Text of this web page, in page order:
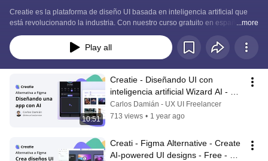
Creatie es la plataforma de diseño UI basada en inteligencia artificial que
está revolucionando la industria. Con nuestro curso gratuito en español,
aprenderás a crear prototipos interactivos, wireframes y diseños de alta
fidelidad de forma rápida y sencilla. ¡Sin necesidad de ser un experto en
diseño!
...more
Play all
10:51
Creatie - Diseñando UI con
inteligencia artificial Wizard AI -
Gratis 2024 - Figma alternativa
Carlos Damián - UX UI Freelancer
713 views • 1 year ago
Creati - Figma Alternative - Create
AI-powered UI designs - Free -